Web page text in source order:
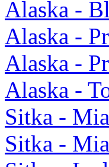
Alaska -
Alaska -
Alaska -
Alaska -
Sitka -
Sitka -